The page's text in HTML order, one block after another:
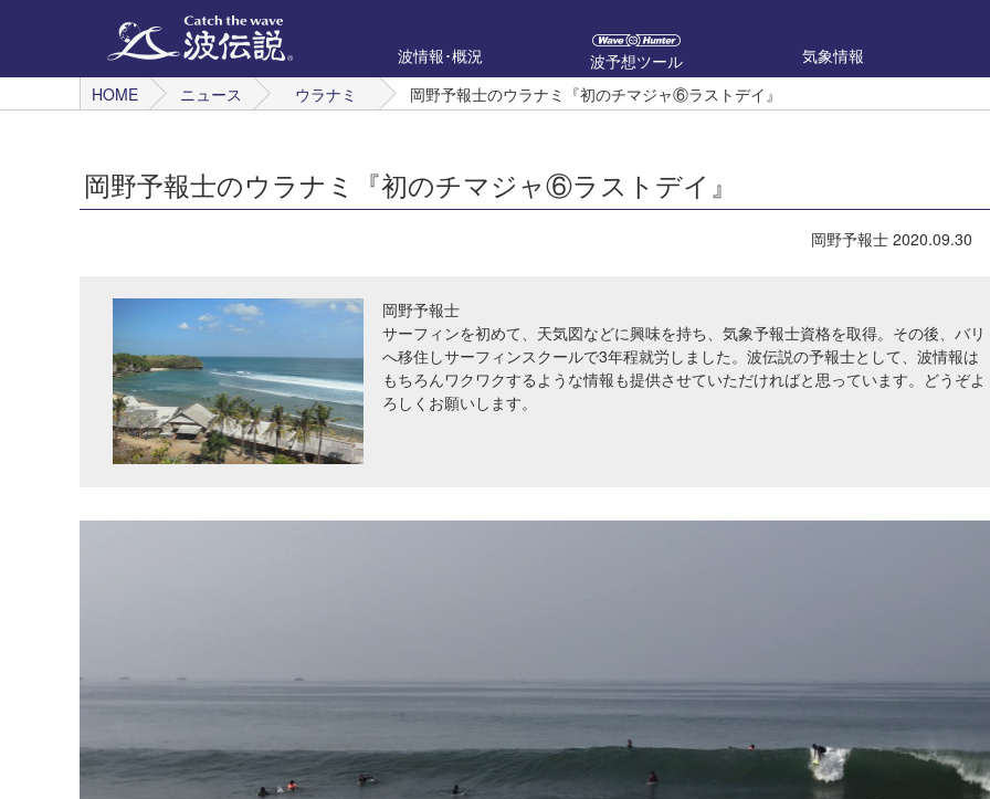
波情報･概況 波予想ツール
気象情報
HOME
ニュース ウラナミ 岡野予報士のウラナミ『初のチマジャ⑥ラストデイ』
岡野予報士のウラナミ『初のチマジャ⑥ラストデイ』
岡野予報士 2020.09.30
岡野予報士
サーフィンを初めて、天気図などに興味を持ち、気象予報士資格を取得。その後、バリ
へ移住しサーフィンスクールで3年程就労しました。波伝説の予報士として、波情報は
もちろんワクワクするような情報も提供させていただければと思っています。どうぞよ
ろしくお願いします。